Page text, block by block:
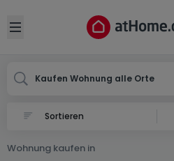
Open sidebar
Kaufen Wohnung alle Orte
Wohnung kaufen in
Ort
Abbrechen